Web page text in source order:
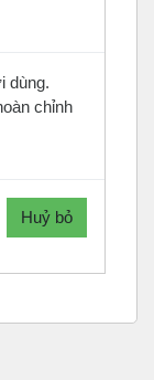
dùng.
chỉnh
Huỷ bỏ